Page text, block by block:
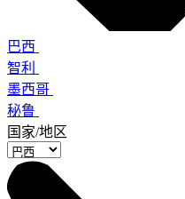
巴西
智利
墨西哥
秘鲁
国家/地区